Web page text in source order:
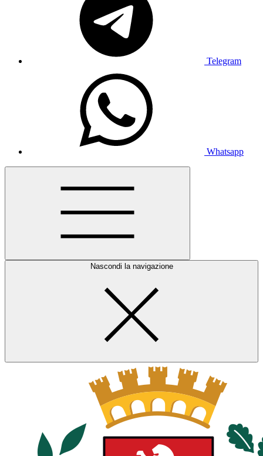
Telegram
Whatsapp
Nascondi la navigazione